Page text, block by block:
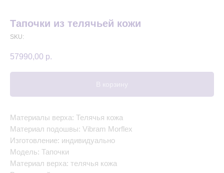
Тапочки из телячьей кожи
SKU:
57990,00 р.
В корзину
Материалы верха: Телячья кожа
Материал подошвы: Vibram Morflex
Изготовление: индивидуально
Модель: Тапочки
Материал верха: телячья кожа